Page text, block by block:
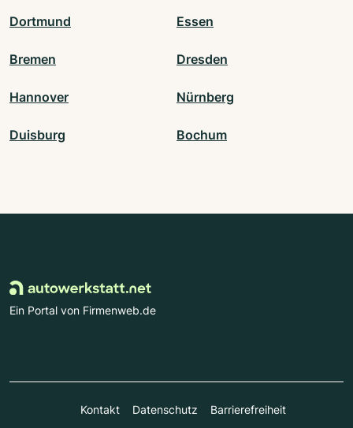
Dortmund Essen
Bremen Dresden
Hannover Nürnberg
Duisburg Bochum
Ein Portal von Firmenweb.de
Kontakt Datenschutz
Barrierefreiheit